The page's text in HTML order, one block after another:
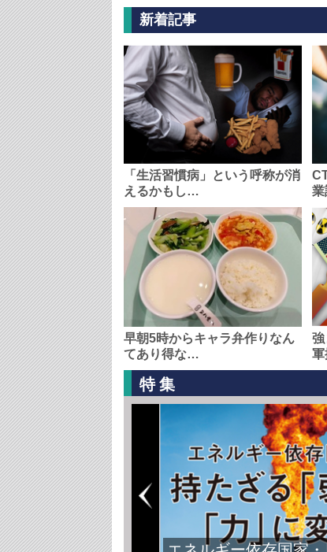
新着記事
「生活習慣病」という呼称が消
えるかもし…
早朝5時からキャラ弁作りなん
てあり得な…
強
特集